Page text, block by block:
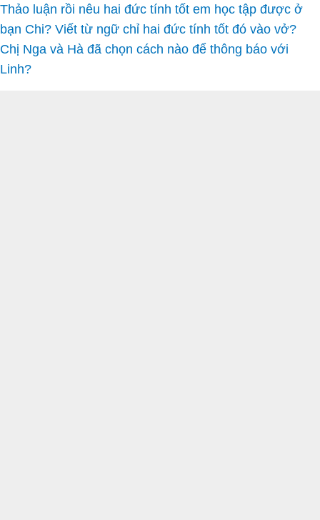
Thảo luận rồi nêu hai đức tính tốt em học tập được ở
bạn Chi? Viết từ ngữ chỉ hai đức tính tốt đó vào vở?
Chị Nga và Hà đã chọn cách nào để thông báo với
Linh?